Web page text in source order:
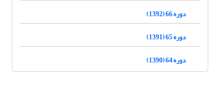
دوره 66 (1392)
دوره 65 (1391)
دوره 64 (1390)